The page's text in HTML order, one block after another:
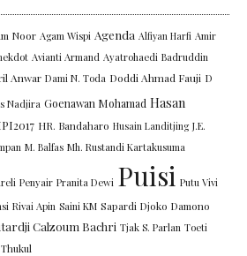
Noor Agam Wispi Agenda Alfiyan Harfi Amir
Avianti Armand Ayatrohaedi Badruddin
Anwar Dami N. Toda Doddi Ahmad Fauji D
Nadjira Goenawan Mohamad Hasan
HR. Bandaharo Husain Landitjing J.E.
M. Balfas Mh. Rustandi Kartakusuma
Penyair Pranita Dewi Puisi Putu Vivi
Rivai Apin Saini KM Sapardi Djoko Damono
Calzoum Bachri Tjak S. Parlan Toeti